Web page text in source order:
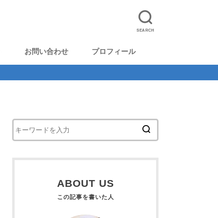
SEARCH
お問い合わせ プロフィール
ABOUT US